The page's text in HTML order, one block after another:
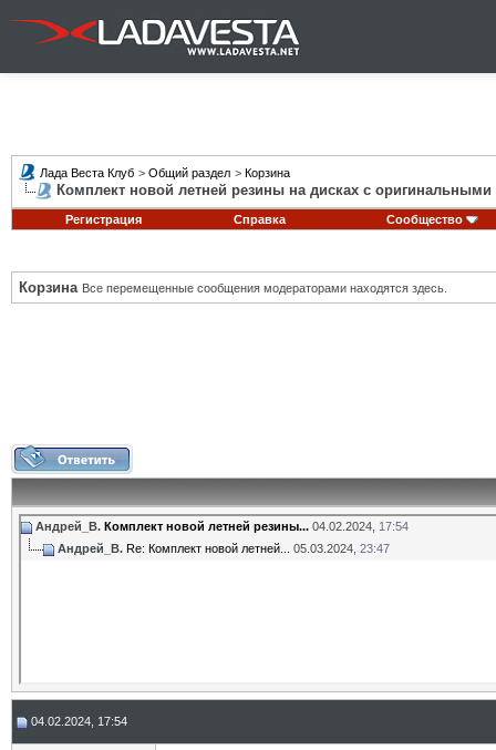
Лада Веста Клуб > Общий раздел > Корзина
Комплект новой летней резины на дисках с
Регистрация Справка Сообщество
Корзина Все перемещенные сообщения модераторами находятся здесь.
Андрей_В. Комплект новой летней резины... 04.02.2024, 17:54
Андрей_В. Re: Комплект новой летней... 05.03.2024, 23:47
04.02.2024, 17:54